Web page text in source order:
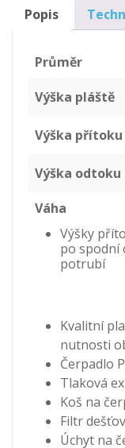
pro
splachování
množství
Popis
Průměr
Výška pláště
Výška přítoku
Výška odtoku
Váha
Výšky
po
potrubí
Kvalitní
nutnosti
Čerpadlo
Tlaková
Koš na
Filtr
Úchyt na